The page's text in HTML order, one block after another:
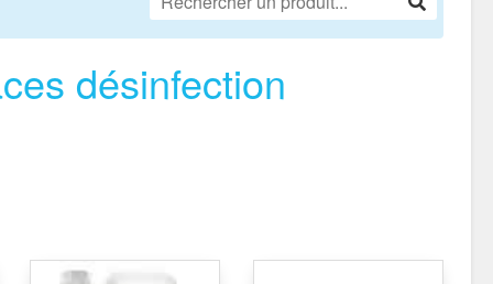
désinfection